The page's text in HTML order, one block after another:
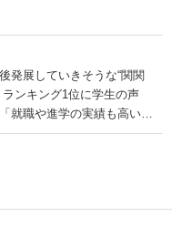
発展していきそうな“関関
ンキング1位に学生の声
就職や進学の実績も高い」